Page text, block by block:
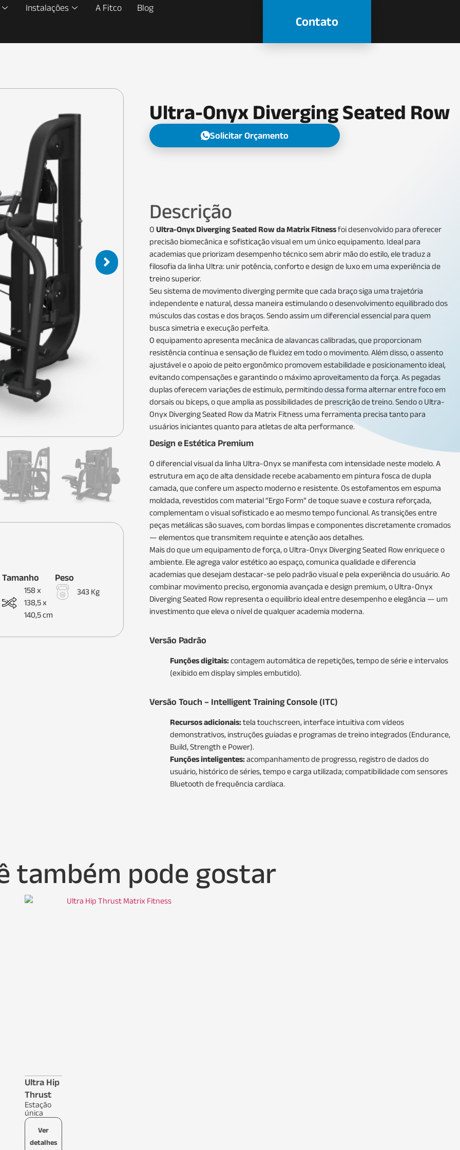
Instalações A Fitco Blog
Contato
Tamanho
158 x
138,5 x
140,5 cm
Peso
343 Kg
Ultra-Onyx Diverging Seated Row
Solicitar Orçamento
Descrição
O Ultra-Onyx Diverging Seated Row da Matrix Fitnessfoi desenvolvido para oferecer
precisão biomecânica e sofisticação visual em um único equipamento. Ideal para
academias que priorizam desempenho técnico sem abrir mão do estilo, ele traduz a
filosofia da linha Ultra: unir potência, conforto e design de luxo em uma experiência de
treino superior.
Seu sistema de movimento diverging permite que cada braço siga uma trajetória
independente e natural, dessa maneira estimulando o desenvolvimento equilibrado dos
músculos das costas e dos braços. Sendo assim um diferencial essencial para quem
busca simetria e execução perfeita.
O equipamento apresenta mecânica de alavancas calibradas, que proporcionam
resistência contínua e sensação de fluidez em todo o movimento. Além disso, o assento
ajustável e o apoio de peito ergonômico promovem estabilidade e posicionamento ideal,
evitando compensações e garantindo o máximo aproveitamento da força. As pegadas
duplas oferecem variações de estímulo, permitindo dessa forma alternar entre foco em
dorsais ou bíceps, o que amplia as possibilidades de prescrição de treino. Sendo o Ultra-
Onyx Diverging Seated Row da Matrix Fitness uma ferramenta precisa tanto para
usuários iniciantes quanto para atletas de alta performance.
Design e Estética Premium
O diferencial visual da linha Ultra-Onyx se manifesta com intensidade neste modelo. A
estrutura em aço de alta densidade recebe acabamento em pintura fosca de dupla
camada, que confere um aspecto moderno e resistente. Os estofamentos em espuma
moldada, revestidos com material “Ergo Form” de toque suave e costura reforçada,
complementam o visual sofisticado e ao mesmo tempo funcional. As transições entre
peças metálicas são suaves, com bordas limpas e componentes discretamente cromados
— elementos que transmitem requinte e atenção aos detalhes.
Mais do que um equipamento de força, o Ultra-Onyx Diverging Seated Row enriquece o
ambiente. Ele agrega valor estético ao espaço, comunica qualidade e diferencia
academias que desejam destacar-se pelo padrão visual e pela experiência do usuário. Ao
combinar movimento preciso, ergonomia avançada e design premium, o Ultra-Onyx
Diverging Seated Row representa o equilíbrio ideal entre desempenho e elegância — um
investimento que eleva o nível de qualquer academia moderna.
Versão Padrão
Funções digitais:contagem automática de repetições, tempo de série e intervalos
(exibido em display simples embutido).
Versão Touch – Intelligent Training Console (ITC)
Recursos adicionais:tela touchscreen, interface intuitiva com vídeos
demonstrativos, instruções guiadas e programas de treino integrados (Endurance,
Build, Strength e Power).
Funções inteligentes:acompanhamento de progresso, registro de dados do
usuário, histórico de séries, tempo e carga utilizada; compatibilidade com sensores
Bluetooth de frequência cardíaca.
também pode gostar
Ultra Hip
Thrust
Estação
única
Ver
detalhes